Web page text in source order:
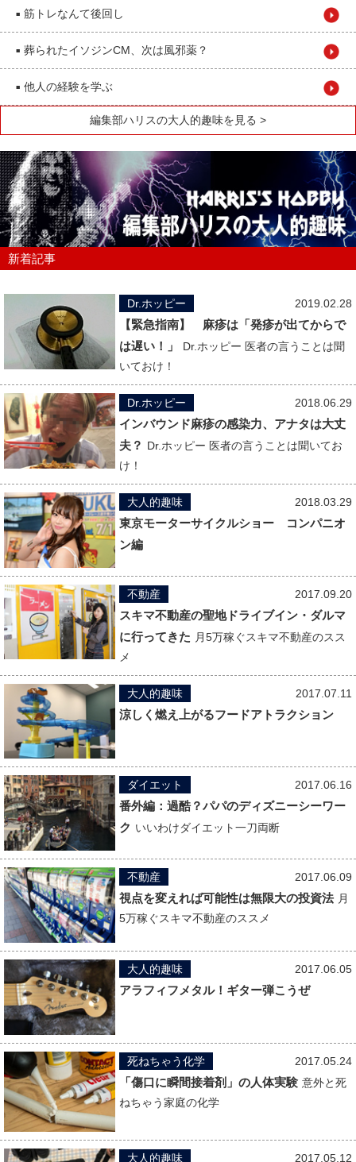
■ 筋トレなんて後回し
■ 葬られたイソジンCM、次は風邪薬？
■ 他人の経験を学ぶ
編集部ハリスの大人的趣味を見る >
新着記事
2019.02.28
Dr.ホッピー
【緊急指南】 麻疹は「発疹が出てからで
は遅い！」
Dr.ホッピー 医者の言うことは聞
いておけ！
2018.06.29
Dr.ホッピー
インバウンド麻疹の感染力、アナタは大丈
夫？ Dr.ホッピー 医者の言うことは聞いてお
け！
2018.03.29
大人的趣味
東京モーターサイクルショー コンパニオ
ン編
2017.09.20
不動産
スキマ不動産の聖地ドライブイン・ダルマ
に行ってきた 月5万稼ぐスキマ不動産のスス
メ
2017.07.11
大人的趣味
涼しく燃え上がるフードアトラクション
2017.06.16
ダイエット
番外編：過酷？パパのディズニーシーワー
ク いいわけダイエット一刀両断
2017.06.09
不動産
視点を変えれば可能性は無限大の投資法 月
5万稼ぐスキマ不動産のススメ
2017.06.05
大人的趣味
アラフィフメタル！ギター弾こうぜ
2017.05.24
死ねちゃう化学
「傷口に瞬間接着剤」の人体実験 意外と死
ねちゃう家庭の化学
2017.05.12
大人的趣味